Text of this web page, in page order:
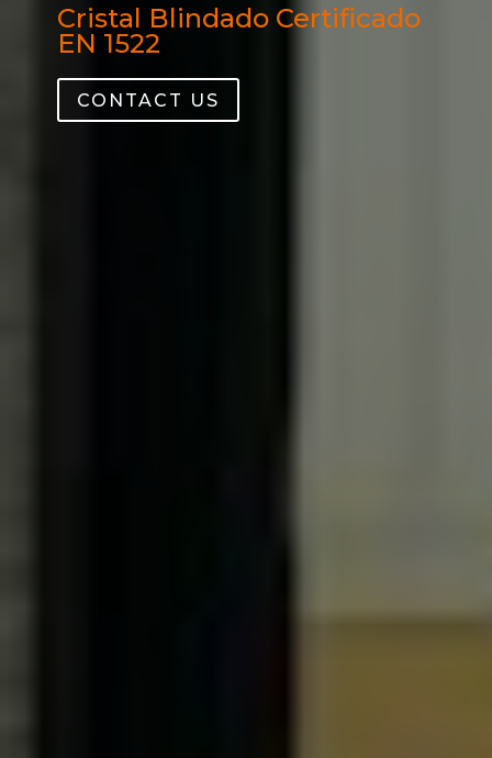
Cristal Blindado Certificado
EN 1522
CONTACT US